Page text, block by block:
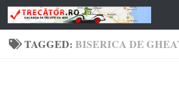
Skip to content
TAGGED:BISERICA DE